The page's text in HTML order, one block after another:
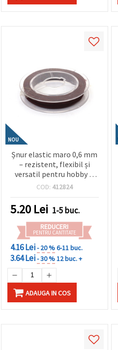
NOU
Șnur elastic maro 0,6 mm
– rezistent, flexibil și
versatil pentru hobby &
craft, rolă aprox. 10 m
COD: 412824
5.20 Lei 1-5 buc.
REDUCERI
PENTRU CANTITATE
4.16 Lei- 20 %6-11 buc.
3.64 Lei- 30 %12 buc. +
ADAUGA IN COS